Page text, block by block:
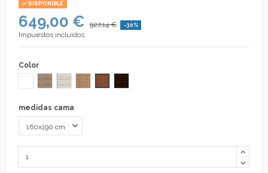
DISPONIBLE
649,00 € 927,14 € -30%
Impuestos incluidos
Color
BlancoCAMBRIAN EXPRESS
ARTICO EXPRESS
AMAZONAS
CEREZOWENGUE
medidas cama